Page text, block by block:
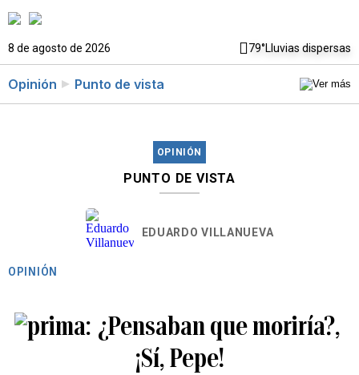
8 de agosto de 2026 79°Lluvias dispersas
Opinión Punto de vista
OPINIÓN
PUNTO DE VISTA
EDUARDO VILLANUEVA
OPINIÓN
¿Pensaban que moriría?,
¡Sí, Pepe!